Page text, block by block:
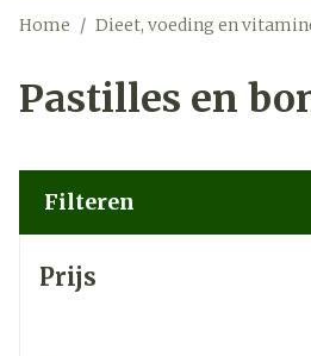
Home / Dieet, voeding en
Pastilles en
Filteren
Prijs